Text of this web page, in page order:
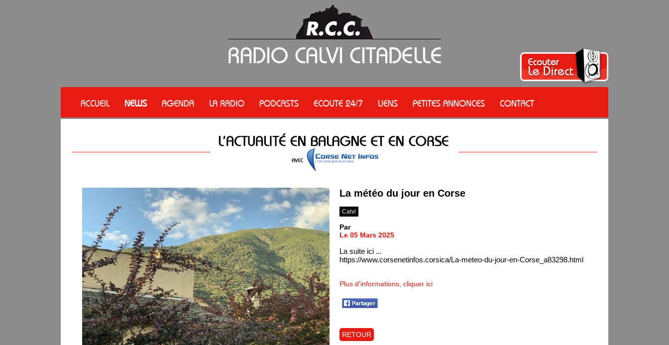
ACCUEIL NEWS AGENDA LA RADIO PODCASTS ECOUTE 24/7 LIENS PETITES ANNONCES CONTACT
La météo du jour en Corse
Calvi
Par
Le 05 Mars 2025
La suite ici ...
https://www.corsenetinfos.corsica/La-meteo-du-jour-en-Corse_a83298.html
Plus d'informations, cliquer ici
RETOUR